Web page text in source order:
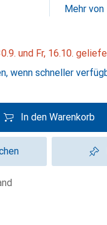
Mehr von
und Fr, 16.10.
wenn schneller
In den Warenkorb